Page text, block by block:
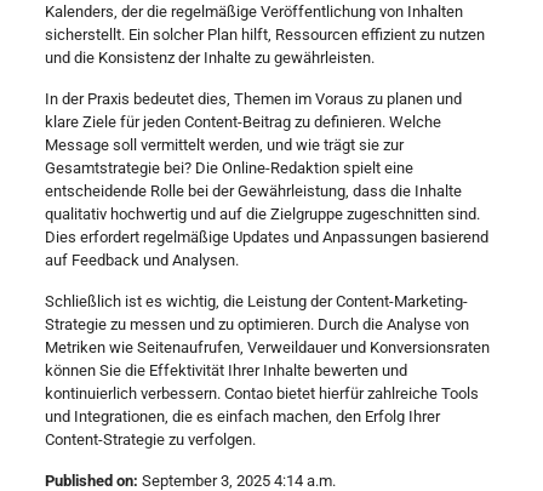
Kalenders, der die regelmäßige Veröffentlichung von Inhalten
sicherstellt. Ein solcher Plan hilft, Ressourcen effizient zu nutzen
und die Konsistenz der Inhalte zu gewährleisten.
In der Praxis bedeutet dies, Themen im Voraus zu planen und
klare Ziele für jeden Content-Beitrag zu definieren. Welche
Message soll vermittelt werden, und wie trägt sie zur
Gesamtstrategie bei? Die Online-Redaktion spielt eine
entscheidende Rolle bei der Gewährleistung, dass die Inhalte
qualitativ hochwertig und auf die Zielgruppe zugeschnitten sind.
Dies erfordert regelmäßige Updates und Anpassungen basierend
auf Feedback und Analysen.
Schließlich ist es wichtig, die Leistung der Content-Marketing-
Strategie zu messen und zu optimieren. Durch die Analyse von
Metriken wie Seitenaufrufen, Verweildauer und Konversionsraten
können Sie die Effektivität Ihrer Inhalte bewerten und
kontinuierlich verbessern. Contao bietet hierfür zahlreiche Tools
und Integrationen, die es einfach machen, den Erfolg Ihrer
Content-Strategie zu verfolgen.
Published on: September 3, 2025 4:14 a.m.